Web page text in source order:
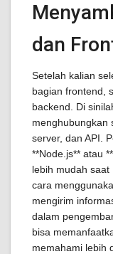
dan
Setelah kalian
bagian frontend,
backend. Di
menghubungkan
server, dan API.
**Node.js** atau
lebih mudah
cara
mengirim
dalam
bisa
memahami lebih